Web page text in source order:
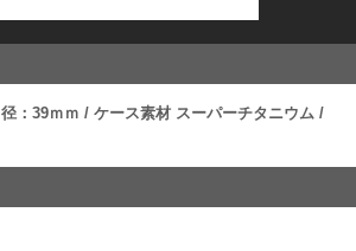
：39ｍｍ / ケース素材 スーパーチタニウム /